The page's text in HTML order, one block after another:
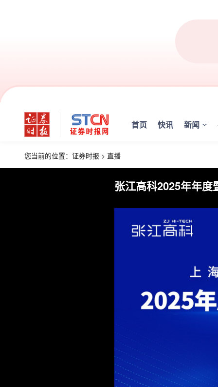
首页 快讯 新闻
您当前的位置： 证券时报 > 直播
张江高科2025年年